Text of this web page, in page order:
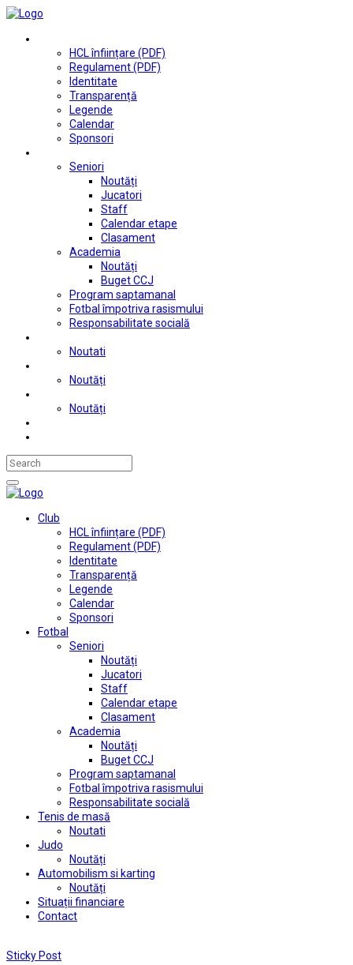
HCL înființare (PDF)
Regulament (PDF)
Identitate
Transparență
Legende
Calendar
Sponsori
Seniori
Noutăți
Jucatori
Staff
Calendar etape
Clasament
Academia
Noutăți
Buget CCJ
Program saptamanal
Fotbal împotriva rasismului
Responsabilitate socială
Noutati
Noutăți
Noutăți
Club
HCL înființare (PDF)
Regulament (PDF)
Identitate
Transparență
Legende
Calendar
Sponsori
Fotbal
Seniori
Noutăți
Jucatori
Staff
Calendar etape
Clasament
Academia
Noutăți
Buget CCJ
Program saptamanal
Fotbal împotriva rasismului
Responsabilitate socială
Tenis de masă
Noutati
Judo
Noutăți
Automobilism si karting
Noutăți
Situații financiare
Contact
Sticky Post